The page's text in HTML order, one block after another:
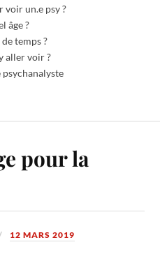
voir un.e psy ?
âge ?
temps ?
aller voir ?
psychanalyste
pour la
12 MARS 2019